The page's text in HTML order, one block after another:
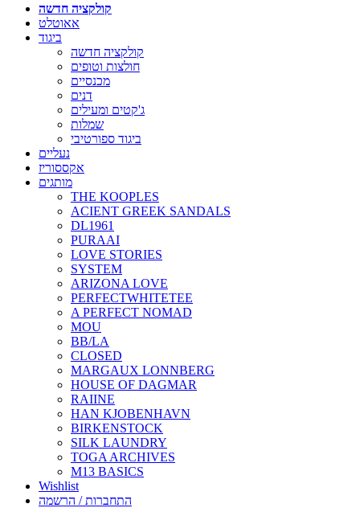
קולקציה חדשה
אאוטלט
ביגוד
קולקציה חדשה
חולצות וטופים
מכנסיים
דנים
ג'קטים ומעילים
שמלות
ביגוד ספורטיבי
נעליים
אקססוריז
מותגים
THE KOOPLES
ACIENT GREEK SANDALS
DL1961
PURAAI
LOVE STORIES
SYSTEM
ARIZONA LOVE
PERFECTWHITETEE
A PERFECT NOMAD
MOU
BB/LA
CLOSED
MARGAUX LONNBERG
HOUSE OF DAGMAR
RAIINE
HAN KJOBENHAVN
BIRKENSTOCK
SILK LAUNDRY
TOGA ARCHIVES
M13 BASICS
Wishlist
התחברות / הרשמה